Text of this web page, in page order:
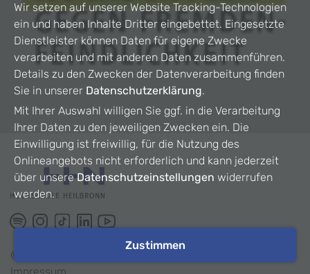
©
Wir setzen auf unserer Website Tracking-Technologien
ein und haben Inhalte Dritter eingebettet. Eingesetzte
Dienstleister können Daten für eigene Zwecke
verarbeiten und mit anderen Daten zusammenführen.
Details zu den Zwecken der Datenverarbeitung finden
Sie in unserer Datenschutzerklärung.
Mit Ihrer Auswahl willigen Sie ggf. in die Verarbeitung
Ihrer Daten zu den jeweiligen Zwecken ein. Die
Einwilligung ist freiwillig, für die Nutzung des
Onlineangebots nicht erforderlich und kann jederzeit
über unsereDatenschutzeinstellungen widerrufen
werden.
Zustimmen